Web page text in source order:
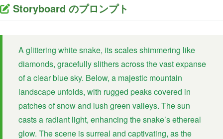
Storyboard のプロンプト
A glittering white snake, its scales shimmering like
diamonds, gracefully slithers across the vast expanse
of a clear blue sky. Below, a majestic mountain
landscape unfolds, with rugged peaks covered in
patches of snow and lush green valleys. The sun
casts a radiant light, enhancing the snake’s ethereal
glow. The scene is surreal and captivating, as the